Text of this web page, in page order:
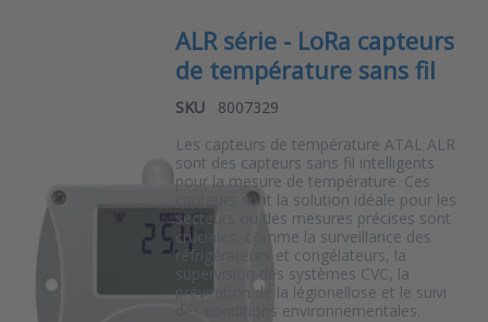
ALR série - LoRa capteurs
de température sans fil
SKU
8007329
Les capteurs de température ATAL ALR
sont des capteurs sans fil intelligents
pour la mesure de température. Ces
capteurs sont la solution idéale pour les
secteurs où des mesures précises sont
cruciales, comme la surveillance des
réfrigérateurs et congélateurs, la
supervision des systèmes CVC, la
prévention de la légionellose et le suivi
des conditions environnementales.